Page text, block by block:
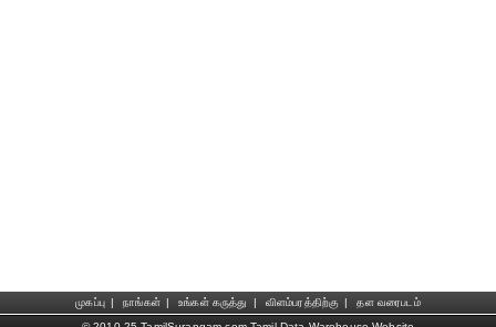
முகப்பு | நாங்கள் | உங்கள் கருத்து | விளம்பரத்திற்கு |
தள வரைபடம்